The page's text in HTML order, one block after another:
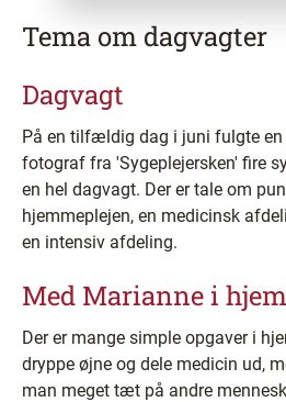
Tema om dagvagter
Dagvagt
På en tilfældig dag i juni fulgte en
fotograf fra 'Sygeplejersken' fire
en hel dagvagt. Der er tale om
hjemmeplejen, en medicinsk
en intensiv afdeling.
Med Marianne i
Der er mange simple opgaver i
dryppe øjne og dele medicin ud,
man meget tæt på andre